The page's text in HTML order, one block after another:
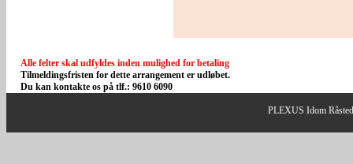
Alle felter skal udfyldes inden mulighed for betaling
Tilmeldingsfristen for dette arrangement er udløbet.
Du kan kontakte os på tlf.: 9610 6090
PLEXUS Idom